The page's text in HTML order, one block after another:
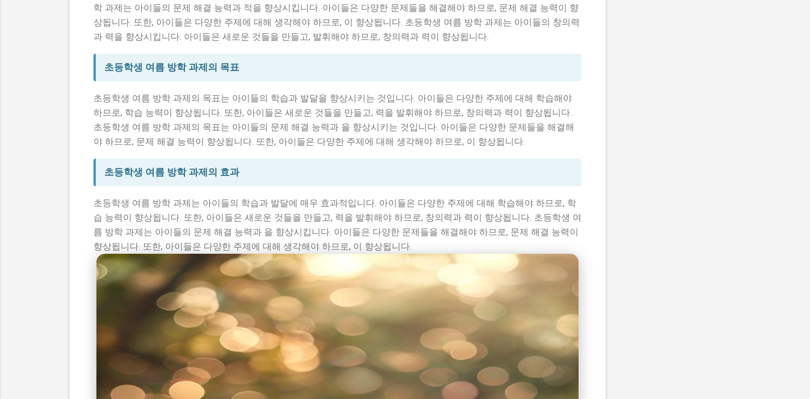
학 과제는 아이들의 문제 해결 능력과 적을 향상시킵니다. 아이들은 다양한 문제들을 해결해야 하므로, 문제 해결 능력이 향
상됩니다. 또한, 아이들은 다양한 주제에 대해 생각해야 하므로, 이 향상됩니다. 초등학생 여름 방학 과제는 아이들의 창의력
과 력을 향상시킵니다. 아이들은 새로운 것들을 만들고, 발휘해야 하므로, 창의력과 력이 향상됩니다.
초등학생 여름 방학 과제의 목표
초등학생 여름 방학 과제의 목표는 아이들의 학습과 발달을 향상시키는 것입니다. 아이들은 다양한 주제에 대해 학습해야
하므로, 학습 능력이 향상됩니다. 또한, 아이들은 새로운 것들을 만들고, 력을 발휘해야 하므로, 창의력과 력이 향상됩니다.
초등학생 여름 방학 과제의 목표는 아이들의 문제 해결 능력과 을 향상시키는 것입니다. 아이들은 다양한 문제들을 해결해
야 하므로, 문제 해결 능력이 향상됩니다. 또한, 아이들은 다양한 주제에 대해 생각해야 하므로, 이 향상됩니다.
초등학생 여름 방학 과제의 효과
초등학생 여름 방학 과제는 아이들의 학습과 발달에 매우 효과적입니다. 아이들은 다양한 주제에 대해 학습해야 하므로, 학
습 능력이 향상됩니다. 또한, 아이들은 새로운 것들을 만들고, 력을 발휘해야 하므로, 창의력과 력이 향상됩니다. 초등학생 여
름 방학 과제는 아이들의 문제 해결 능력과 을 향상시킵니다. 아이들은 다양한 문제들을 해결해야 하므로, 문제 해결 능력이
향상됩니다. 또한, 아이들은 다양한 주제에 대해 생각해야 하므로, 이 향상됩니다.